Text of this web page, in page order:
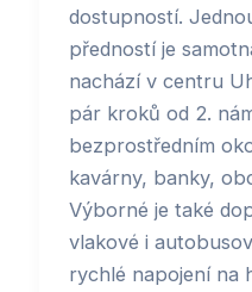
dostupností.
předností je
nachází v centru
pár kroků od 2.
bezprostředním
kavárny, banky,
Výborné je také
vlakové i
rychlé napojení na